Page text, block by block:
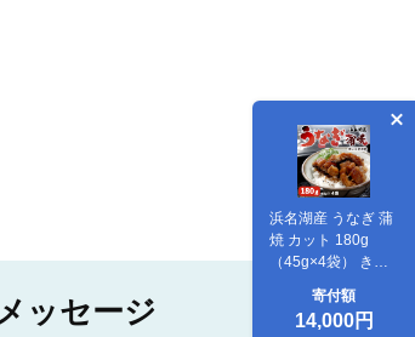
浜名湖産 うなぎ 蒲
焼 カット 180g
（45g×4袋） きざ
ック タレ付き 山椒
付き 冷凍 国産鰻 う
寄付額
14,000円
ッセージ